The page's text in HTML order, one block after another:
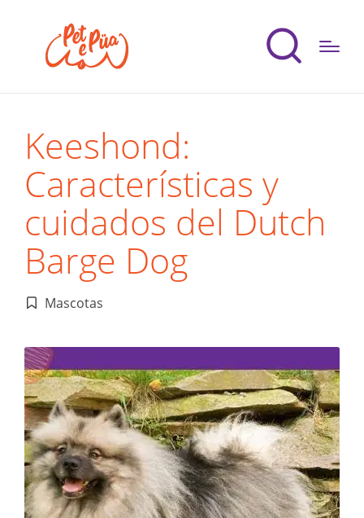
Keeshond:
Características y
cuidados del Dutch
Barge Dog
Publicado
Mascotas